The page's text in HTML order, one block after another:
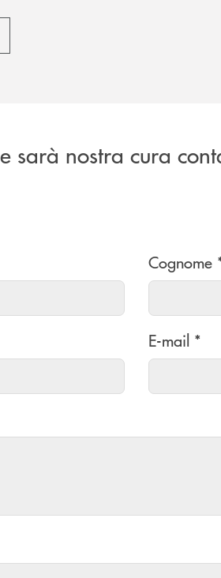
sarà nostra cura
Cognome
E-mail *